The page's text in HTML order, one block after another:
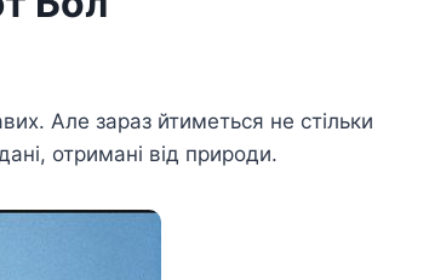
Але зараз йтиметься не стільки
отримані від природи.